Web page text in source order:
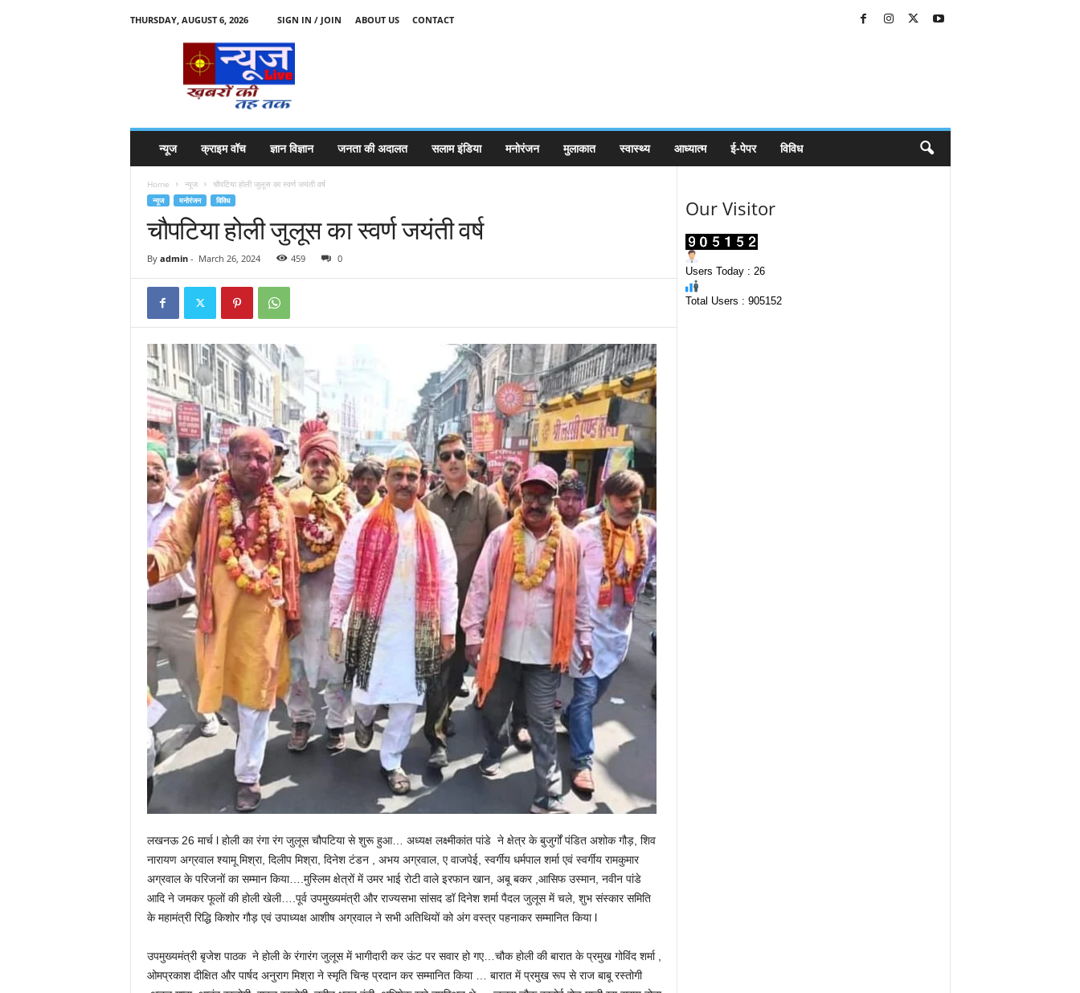
THURSDAY, AUGUST 6, 2026 SIGN IN / JOIN ABOUT US
CONTACT
न्यूज क्राइम वॉच ज्ञान विज्ञान जनता की अदालत सलाम इंडिया मनोरंजन मुलाकात स्वास्थ्य आध्यात्म ई-पेपर विविध
Home न्यूज चौपटिया होली जुलूस का स्वर्ण जयंती वर्ष
न्यूज मनोरंजन विविध
चौपटिया होली जुलूस का स्वर्ण जयंती वर्ष
By admin- March 26, 2024 459 0
लखनऊ 26 मार्च l होली का रंगा रंग जुलूस चौपटिया से शुरू हुआ… अध्यक्ष लक्ष्मीकांत पांडे ने क्षेत्र के बुजुर्गों पंडित अशोक गौड़, शिव
नारायण अग्रवाल श्यामू मिश्रा, दिलीप मिश्रा, दिनेश टंडन , अभय अग्रवाल, ए वाजपेई, स्वर्गीय धर्मपाल शर्मा एवं स्वर्गीय रामकुमार
अग्रवाल के परिजनों का सम्मान किया….मुस्लिम क्षेत्रों में उमर भाई रोटी वाले इरफान खान, अबू बकर ,आसिफ उस्मान, नवीन पांडे
आदि ने जमकर फूलों की होली खेली….पूर्व उपमुख्यमंत्री और राज्यसभा सांसद डॉ दिनेश शर्मा पैदल जुलूस में चले, शुभ संस्कार समिति
के महामंत्री रिद्धि किशोर गौड़ एवं उपाध्यक्ष आशीष अग्रवाल ने सभी अतिथियों को अंग वस्त्र पहनाकर सम्मानित किया l
उपमुख्यमंत्री बृजेश पाठक ने होली के रंगारंग जुलूस में भागीदारी कर ऊंट पर सवार हो गए…चौक होली की बारात के प्रमुख गोविंद शर्मा ,
ओमप्रकाश दीक्षित और पार्षद अनुराग मिश्रा ने स्मृति चिन्ह प्रदान कर सम्मानित किया … बारात में प्रमुख रूप से राज बाबू रस्तोगी
Our Visitor
Users Today : 26
Total Users : 905152